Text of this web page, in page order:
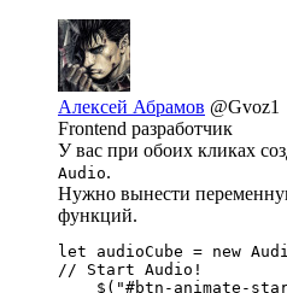
Алексей Абрамов @Gvoz1
Frontend разработчик
У вас при обоих кликах
Audio.
Нужно вынести
функций.
let audioCube = new
// Start Audio!
$("#btn-animate-